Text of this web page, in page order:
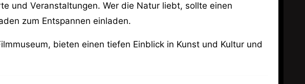
und Veranstaltungen. Wer die Natur liebt, sollte einen
zum Entspannen einladen.
bieten einen tiefen Einblick in Kunst und Kultur und